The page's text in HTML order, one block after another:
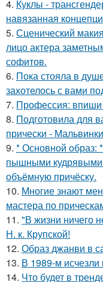
4. Куклы -
навязанная
5. Сценический
лицо актера
софитов.
6. Пока стояла в
захотелось с вами
7. Профессия: впиши
8. Подготовила для
прически -
9. * Основной образ:
пышными кудрявыми
объёмную причёску.
10. Многие знают
мастера по
11. "В жизни ничего
Н. к. Крупской!
12. Образ джанви в
13. В 1989-м исчезли
14. Что будет в